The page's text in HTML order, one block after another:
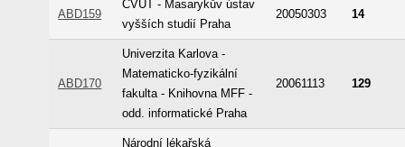
ABD159
ČVUT - Masarykův ústav
vyšších studií Praha
20050303 14
ABD170
Univerzita Karlova -
Matematicko-fyzikální
fakulta - Knihovna MFF -
odd. informatické Praha
20061113 129
Národní lékařská